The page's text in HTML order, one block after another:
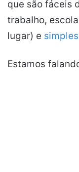
que são fáceis
trabalho,
lugar) e simples
Estamos